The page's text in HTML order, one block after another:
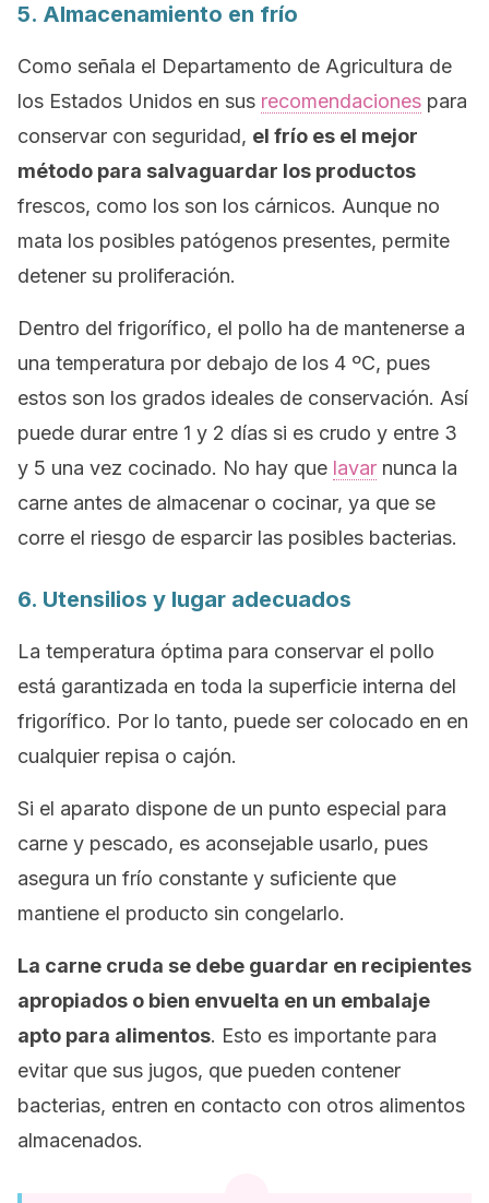
5. Almacenamiento en frío
Como señala el Departamento de Agricultura de
los Estados Unidos en sus recomendaciones para
conservar con seguridad, el frío es el mejor
método para salvaguardar los productos
frescos, como los son los cárnicos. Aunque no
mata los posibles patógenos presentes, permite
detener su proliferación.
Dentro del frigorífico, el pollo ha de mantenerse a
una temperatura por debajo de los 4 ºC, pues
estos son los grados ideales de conservación. Así
puede durar entre 1 y 2 días si es crudo y entre 3
y 5 una vez cocinado. No hay que lavar nunca la
carne antes de almacenar o cocinar, ya que se
corre el riesgo de esparcir las posibles bacterias.
6. Utensilios y lugar adecuados
La temperatura óptima para conservar el pollo
está garantizada en toda la superficie interna del
frigorífico. Por lo tanto, puede ser colocado en en
cualquier repisa o cajón.
Si el aparato dispone de un punto especial para
carne y pescado, es aconsejable usarlo, pues
asegura un frío constante y suficiente que
mantiene el producto sin congelarlo.
La carne cruda se debe guardar en recipientes
apropiados o bien envuelta en un embalaje
apto para alimentos. Esto es importante para
evitar que sus jugos, que pueden contener
bacterias, entren en contacto con otros alimentos
almacenados.